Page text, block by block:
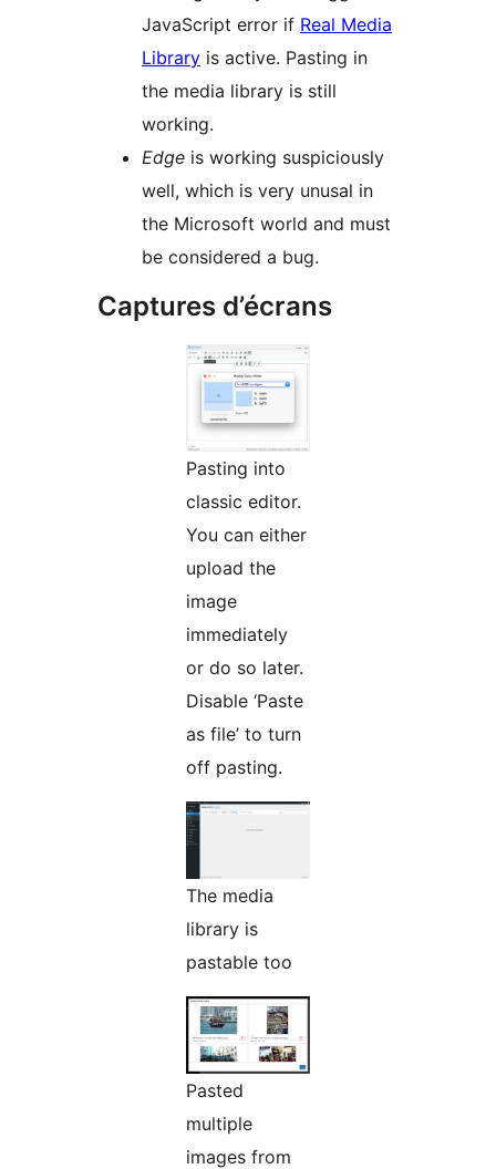
JavaScript error if Real Media
Library is active. Pasting in
the media library is still
working.
Edge is working suspiciously
well, which is very unusal in
the Microsoft world and must
be considered a bug.
Captures d’écrans
Pasting into
classic editor.
You can either
upload the
image
immediately
or do so later.
Disable ‘Paste
as file’ to turn
off pasting.
The media
library is
pastable too
Pasted
multiple
images from